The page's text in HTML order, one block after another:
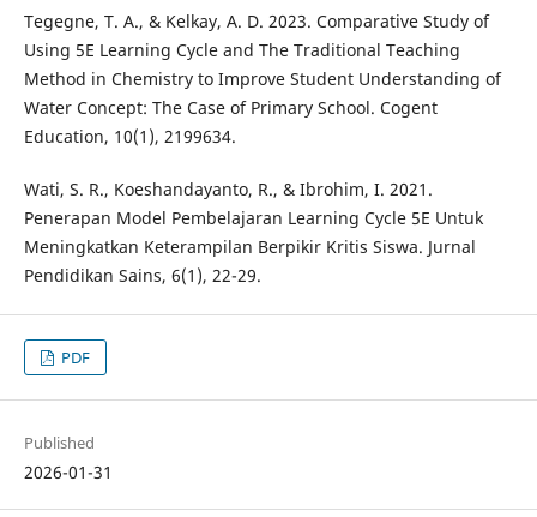
Tegegne, T. A., & Kelkay, A. D. 2023. Comparative Study of
Using 5E Learning Cycle and The Traditional Teaching
Method in Chemistry to Improve Student Understanding of
Water Concept: The Case of Primary School. Cogent
Education, 10(1), 2199634.
Wati, S. R., Koeshandayanto, R., & Ibrohim, I. 2021.
Penerapan Model Pembelajaran Learning Cycle 5E Untuk
Meningkatkan Keterampilan Berpikir Kritis Siswa. Jurnal
Pendidikan Sains, 6(1), 22-29.
PDF
Published
2026-01-31